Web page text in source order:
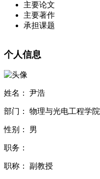
主要论文
主要著作
承担课题
个人信息
姓名： 尹浩
部门： 物理与光电工程学院
性别： 男
职务：
职称： 副教授